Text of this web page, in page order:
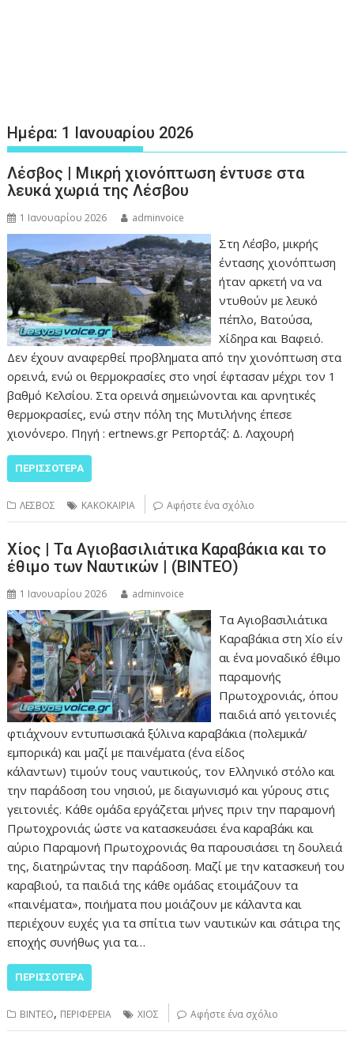
Ημέρα: 1 Ιανουαρίου 2026
Λέσβος | Μικρή χιονόπτωση έντυσε στα
λευκά χωριά της Λέσβου
1 Ιανουαρίου 2026 adminvoice
Στη Λέσβο, μικρής
έντασης χιονόπτωση
ήταν αρκετή να να
ντυθούν με λευκό
πέπλο, Βατούσα,
Χίδηρα και Βαφειό.
Δεν έχουν αναφερθεί προβληματα από την χιονόπτωση στα
ορεινά, ενώ οι θερμοκρασίες στο νησί έφτασαν μέχρι τον 1
βαθμό Κελσίου. Στα ορεινά σημειώνονται και αρνητικές
θερμοκρασίες, ενώ στην πόλη της Μυτιλήνης έπεσε
χιονόνερο. Πηγή : ertnews.gr Ρεπορτάζ: Δ. Λαχουρή
ΠΕΡΙΣΣΌΤΕΡΑ
ΛΕΣΒΟΣ ΚΑΚΟΚΑΙΡΙΑ Αφήστε ένα σχόλιο
Χίος | Τα Αγιοβασιλιάτικα Καραβάκια και το
έθιμο των Ναυτικών | (ΒΙΝΤΕΟ)
1 Ιανουαρίου 2026 adminvoice
Τα Αγιοβασιλιάτικα
Καραβάκια στη Χίο είν
αι ένα μοναδικό έθιμο
παραμονής
Πρωτοχρονιάς, όπου
παιδιά από γειτονιές
φτιάχνουν εντυπωσιακά ξύλινα καραβάκια (πολεμικά/
εμπορικά) και μαζί με παινέματα (ένα είδος
κάλαντων) τιμούν τους ναυτικούς, τον Ελληνικό στόλο και
την παράδοση του νησιού, με διαγωνισμό και γύρους στις
γειτονιές. Κάθε ομάδα εργάζεται μήνες πριν την παραμονή
Πρωτοχρονιάς ώστε να κατασκευάσει ένα καραβάκι και
αύριο Παραμονή Πρωτοχρονιάς θα παρουσιάσει τη δουλειά
της, διατηρώντας την παράδοση. Μαζί με την κατασκευή του
καραβιού, τα παιδιά της κάθε ομάδας ετοιμάζουν τα
«παινέματα», ποιήματα που μοιάζουν με κάλαντα και
περιέχουν ευχές για τα σπίτια των ναυτικών και σάτιρα της
εποχής συνήθως για τα…
ΠΕΡΙΣΣΌΤΕΡΑ
ΒΙΝΤΕΟ, ΠΕΡΙΦΕΡΕΙΑ ΧΙΟΣ Αφήστε ένα σχόλιο